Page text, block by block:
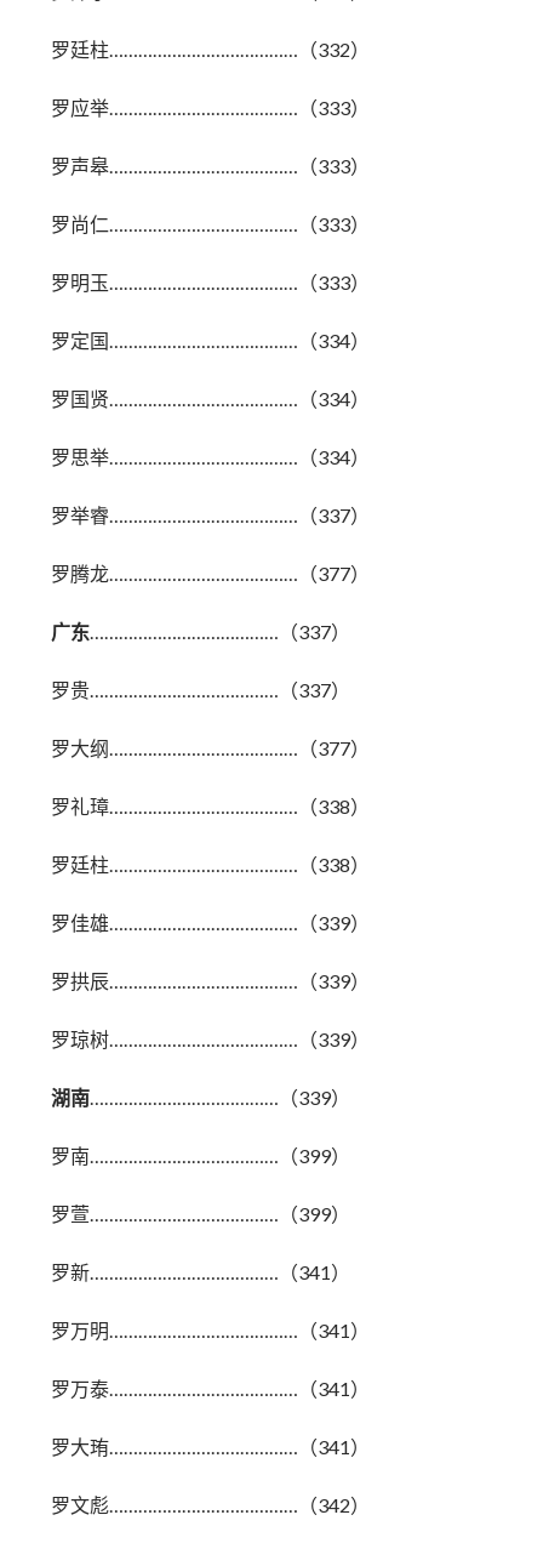
罗廷柱…………………………………（332）
罗应举…………………………………（333）
罗声皋…………………………………（333）
罗尚仁…………………………………（333）
罗明玉…………………………………（333）
罗定国…………………………………（334）
罗国贤…………………………………（334）
罗思举…………………………………（334）
罗举睿…………………………………（337）
罗腾龙…………………………………（377）
广东…………………………………（337）
罗贵…………………………………（337）
罗大纲…………………………………（377）
罗礼璋…………………………………（338）
罗廷柱…………………………………（338）
罗佳雄…………………………………（339）
罗拱辰…………………………………（339）
罗琼树…………………………………（339）
湖南…………………………………（339）
罗南…………………………………（399）
罗萱…………………………………（399）
罗新…………………………………（341）
罗万明…………………………………（341）
罗万泰…………………………………（341）
罗大珛…………………………………（341）
罗文彪…………………………………（342）